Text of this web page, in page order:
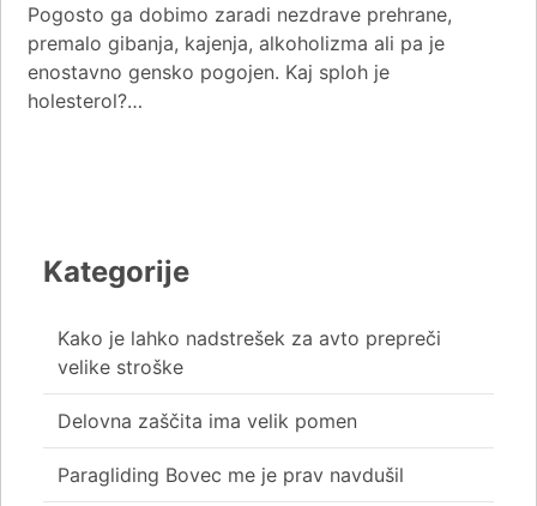
Pogosto ga dobimo zaradi nezdrave prehrane,
premalo gibanja, kajenja, alkoholizma ali pa je
enostavno gensko pogojen. Kaj sploh je
holesterol?…
Kategorije
Kako je lahko nadstrešek za avto prepreči
velike stroške
Delovna zaščita ima velik pomen
Paragliding Bovec me je prav navdušil